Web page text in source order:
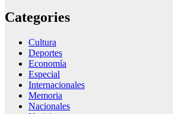
Categories
Cultura
Deportes
Economía
Especial
Internacionales
Memoria
Nacionales